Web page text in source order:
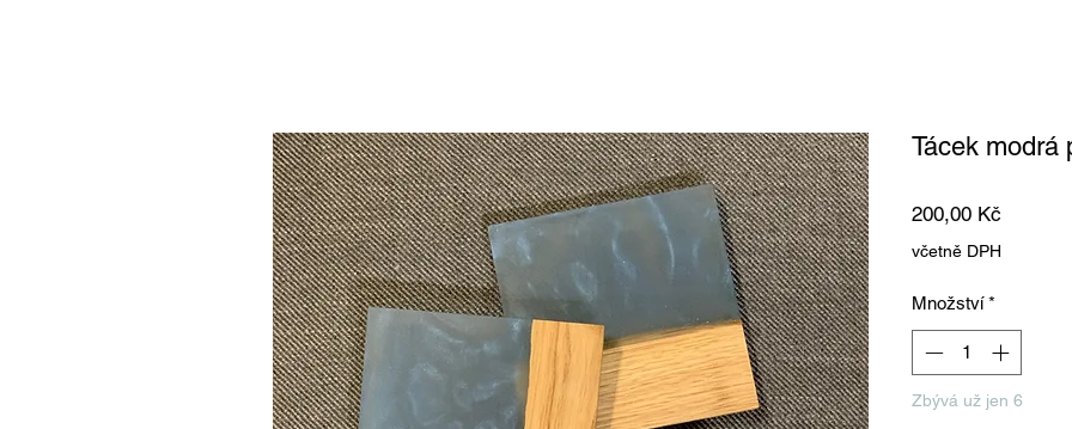
Tácek modrá
200,00 Kč
včetně DPH
Množství *
Zbývá už jen 6